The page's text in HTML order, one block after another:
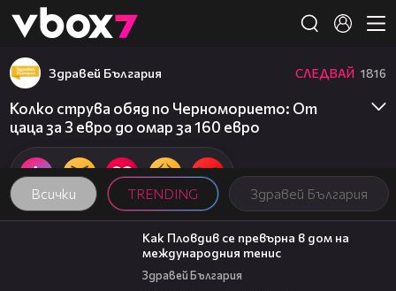
👾
Всички TRENDING Здравей България
Здравей България СЛЕДВАЙ 1816
Колко струва обяд по Черноморието: От
цаца за 3 евро до омар за 160 евро
03:09
Как Пловдив се превърна в дом на
международния тенис
Здравей България